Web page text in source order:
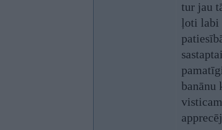
tur jau
ļoti labi
banānu